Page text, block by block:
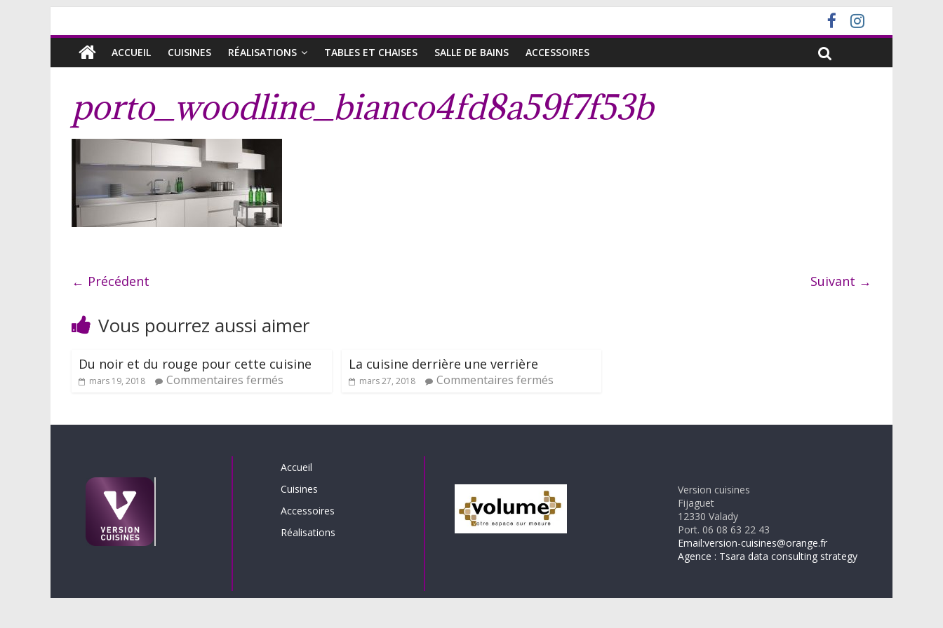
ACCUEIL CUISINES RÉALISATIONS TABLES ET CHAISES SALLE DE BAINS ACCESSOIRES
porto_woodline_bianco4fd8a59f7f53b
← Précédent Suivant →
Vous pourrez aussi aimer
Du noir et du rouge pour cette cuisine
mars 19, 2018 Commentaires fermés
La cuisine derrière une verrière
mars 27, 2018 Commentaires fermés
Accueil
Cuisines
Accessoires
Réalisations
Version cuisines
Fijaguet
12330 Valady
Port. 06 08 63 22 43
Email:version-cuisines@orange.fr
Agence : Tsara data consulting strategy